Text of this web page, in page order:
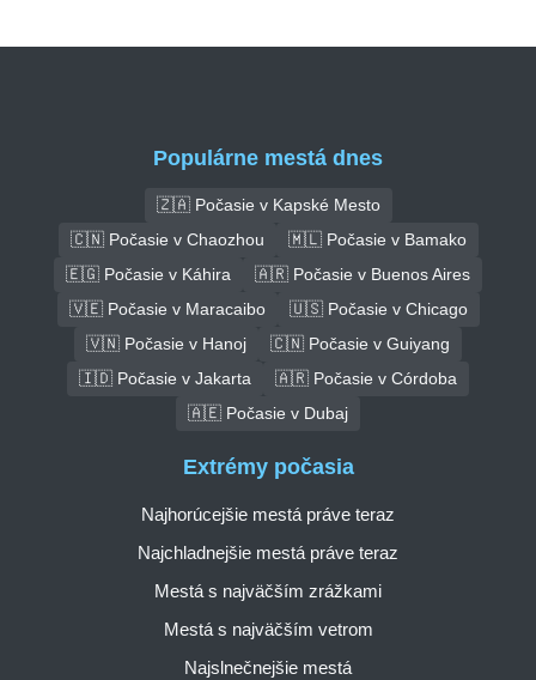
Populárne mestá dnes
🇿🇦 Počasie v Kapské Mesto
🇨🇳 Počasie v Chaozhou
🇲🇱 Počasie v Bamako
🇪🇬 Počasie v Káhira
🇦🇷 Počasie v Buenos Aires
🇻🇪 Počasie v Maracaibo
🇺🇸 Počasie v Chicago
🇻🇳 Počasie v Hanoj
🇨🇳 Počasie v Guiyang
🇮🇩 Počasie v Jakarta
🇦🇷 Počasie v Córdoba
🇦🇪 Počasie v Dubaj
Extrémy počasia
Najhorúcejšie mestá práve teraz
Najchladnejšie mestá práve teraz
Mestá s najväčším zrážkami
Mestá s najväčším vetrom
Najslnečnejšie mestá